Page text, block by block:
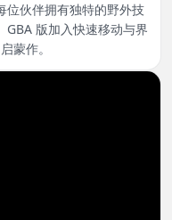
位伙伴拥有独特的野外技
版加入快速移动与界
蒙作。